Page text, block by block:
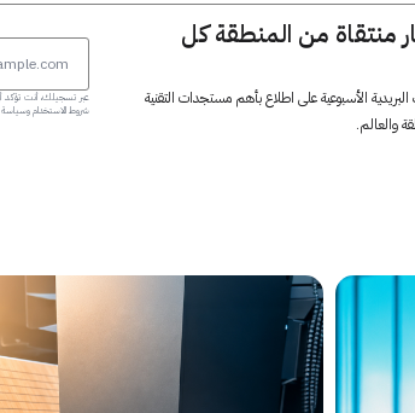
منتقاة من المنطقة كل
الأسبوعية على اطلاع بأهم مستجدات التقنية
والعالم.
شروط الاستخدام